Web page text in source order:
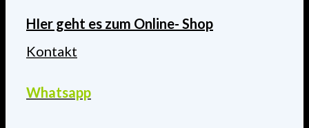
HIer geht es zum Online- Shop
Kontakt
Whatsapp